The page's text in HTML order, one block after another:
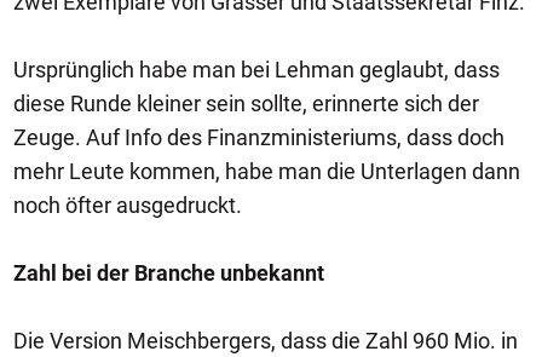
Ursprünglich habe man bei Lehman geglaubt, dass
diese Runde kleiner sein sollte, erinnerte sich der
Zeuge. Auf Info des Finanzministeriums, dass doch
mehr Leute kommen, habe man die Unterlagen dann
noch öfter ausgedruckt.
Zahl bei der Branche unbekannt
Die Version Meischbergers, dass die Zahl 960 Mio. in